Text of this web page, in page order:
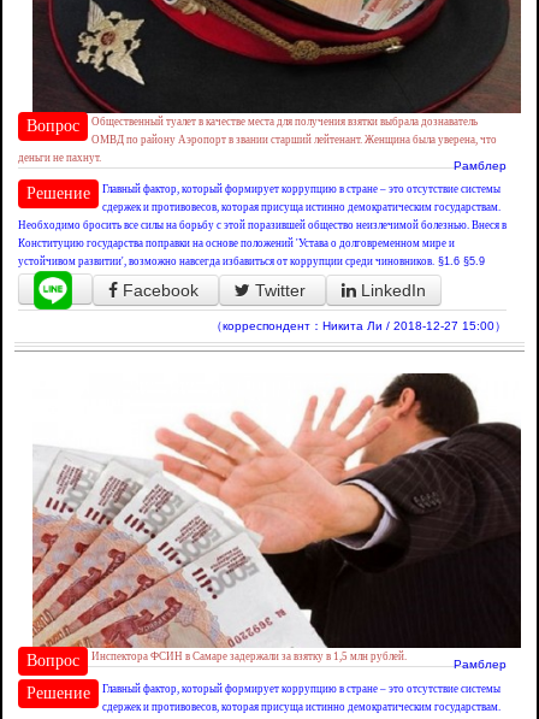
Вопрос
Общественный туалет в качестве места для получения взятки выбрала дознаватель
ОМВД по району Аэропорт в звании старший лейтенант. Женщина была уверена, что
деньги не пахнут.
Рамблер
Решение
Главный фактор, который формирует коррупцию в стране – это отсутствие системы
сдержек и противовесов, которая присуща истинно демократическим государствам.
Необходимо бросить все силы на борьбу с этой поразившей общество неизлечимой болезнью. Внеся в
Конституцию государства поправки на основе положений 'Устава о долговременном мире и
устойчивом развитии', возможно навсегда избавиться от коррупции среди чиновников. §1.6 §5.9
Facebook Twitter LinkedIn
（корреспондент：Никита Ли / 2018-12-27 15:00）
Вопрос Инспектора ФСИН в Самаре задержали за взятку в 1,5 млн рублей.
Рамблер
Решение
Главный фактор, который формирует коррупцию в стране – это отсутствие системы
сдержек и противовесов, которая присуща истинно демократическим государствам.